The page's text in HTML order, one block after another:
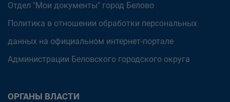
Отдел "Мои документы" город Белово
Политика в отношении обработки персональных
данных на официальном интернет-портале
Администрации Беловского городского округа
ОРГАНЫ ВЛАСТИ